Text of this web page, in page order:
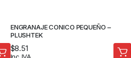
ENGRANAJE CONICO PEQUEÑO –
PLUSHTEK
$8.51